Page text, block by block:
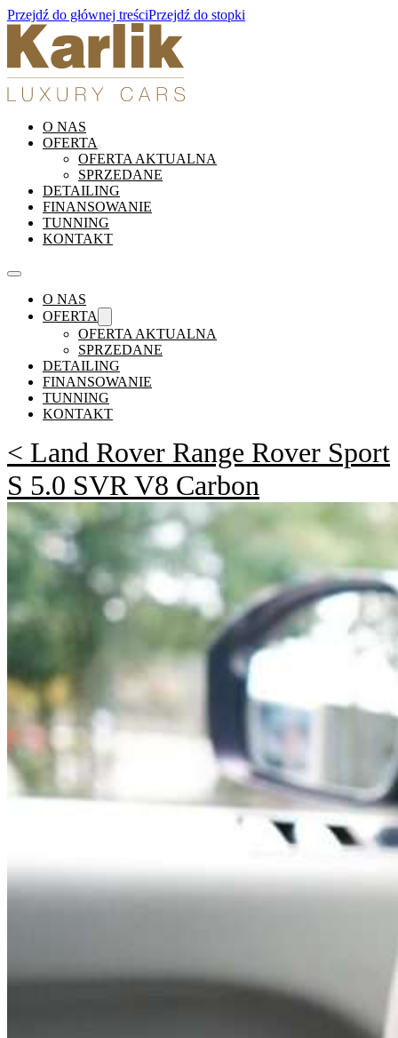
Przejdź do głównej treściPrzejdź do stopki
O NAS
OFERTA
OFERTA AKTUALNA
SPRZEDANE
DETAILING
FINANSOWANIE
TUNNING
KONTAKT
O NAS
OFERTA
OFERTA AKTUALNA
SPRZEDANE
DETAILING
FINANSOWANIE
TUNNING
KONTAKT
< Land Rover Range Rover Sport
S 5.0 SVR V8 Carbon